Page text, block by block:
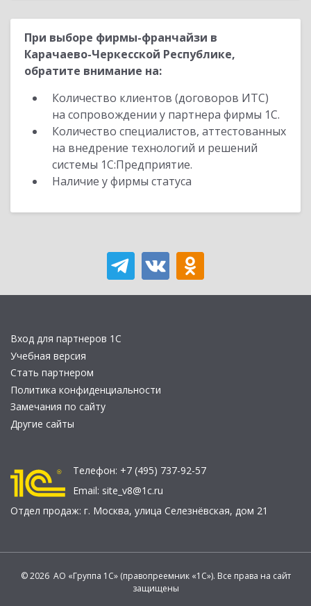
При выборе фирмы-франчайзи в
Карачаево-Черкесской Республике,
обратите внимание на:
Количество клиентов (договоров ИТС)
на сопровождении у партнера фирмы 1С.
Количество специалистов, аттестованных
на внедрение технологий и решений
системы 1С:Предприятие.
Наличие у фирмы статуса
Вход для партнеров 1С
Учебная версия
Стать партнером
Политика конфиденциальности
Замечания по сайту
Другие сайты
Телефон: +7 (495) 737-92-57
Email: site_v8@1c.ru
Отдел продаж: г. Москва, улица Селезнёвская, дом 21
© 2026 АО «Группа 1С» (правопреемник «1С»). Все права на сайт
защищены